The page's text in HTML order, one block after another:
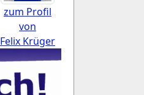
zum Profil
von
Felix Krüger